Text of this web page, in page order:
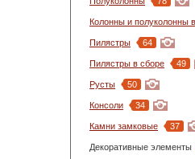
Колонны и полуколонны
Пилястры 64
Пилястры в сборе 49
Русты 50
Консоли 34
Камни замковые 37
Декоративные элементы